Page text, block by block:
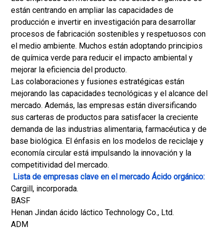
están centrando en ampliar las capacidades de
producción e invertir en investigación para desarrollar
procesos de fabricación sostenibles y respetuosos con
el medio ambiente. Muchos están adoptando principios
de química verde para reducir el impacto ambiental y
mejorar la eficiencia del producto.
Las colaboraciones y fusiones estratégicas están
mejorando las capacidades tecnológicas y el alcance del
mercado. Además, las empresas están diversificando
sus carteras de productos para satisfacer la creciente
demanda de las industrias alimentaria, farmacéutica y de
base biológica. El énfasis en los modelos de reciclaje y
economía circular está impulsando la innovación y la
competitividad del mercado.
Lista de empresas clave en el mercado Ácido orgánico:
Cargill, incorporada.
BASF
Henan Jindan ácido láctico Technology Co., Ltd.
ADM